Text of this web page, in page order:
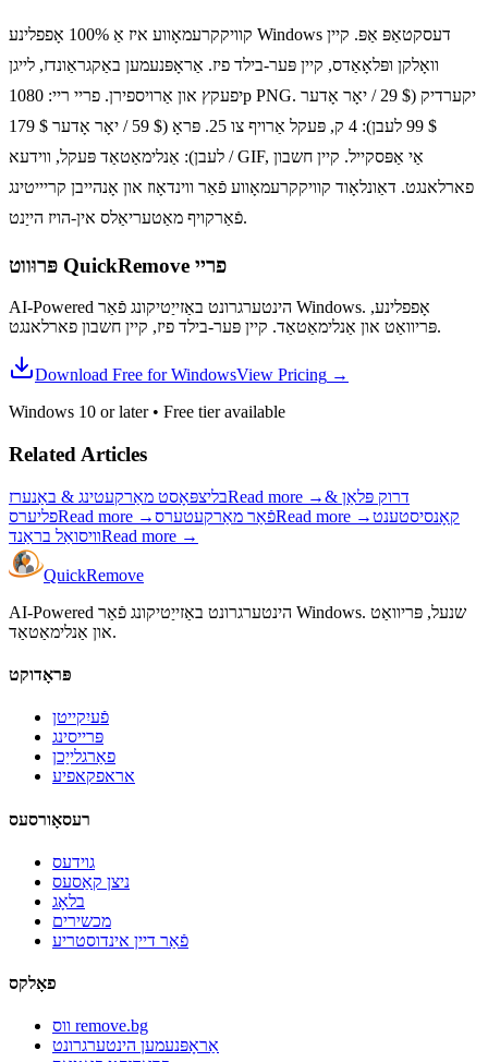
קוויקקרעמאָווע איז אַ 100% אָפפלינע Windows דעסקטאַפּ אַפּ. קיין
וואָלקן ופּלאָאַדס, קיין פּער-בילד פיז. אַראָפּנעמען באַקגראַונדז, לייגן
יפעקץ און אַרויספירן. פריי ריי: 1080p PNG. יקערדיק ($ 29 / יאָר אָדער
$ 99 לעבן): 4 ק, פּעקל אַרויף צו 25. פּראָ ($ 59 / יאָר אָדער $ 179
לעבן): אַנלימאַטאַד פּעקל, ווידעא / GIF, אַי אַפּסקייל. קיין חשבון
פארלאנגט. דאַונלאָוד קוויקקרעמאָווע פֿאַר ווינדאָוז און אָנהייבן קריייטינג
פֿאַרקויף מאַטעריאַלס אין-הויז הייַנט.
פּרוּווט QuickRemove פריי
AI-Powered הינטערגרונט באַזייַטיקונג פֿאַר Windows. אָפפלינע,
פּריוואַט און אַנלימאַטאַד. קיין פּער-בילד פיז, קיין חשבון פארלאנגט.
Download Free for WindowsView Pricing →
Windows 10 or later• Free tier available
Related Articles
בליצפּאָסט מאַרקעטינג & באַנערזRead more →דרוק פּלאַן &
פליערסRead more →פֿאַר מאַרקעטערסRead more →קאָנסיסטענט
וויסואַל בראַנדRead more →
QuickRemove
AI-Powered הינטערגרונט באַזייַטיקונג פֿאַר Windows. שנעל, פּריוואַט
און אַנלימאַטאַד.
פּראָדוקט
פֿעיִקייטן
פּרייסינג
פאַרגלייַכן
אראפקאפיע
רעסאָורסעס
גוידעס
ניצן קאַסעס
בלאָג
מכשירים
פֿאַר דיין אינדוסטריע
פאָלקס
ווס remove.bg
אַראָפּנעמען הינטערגרונט